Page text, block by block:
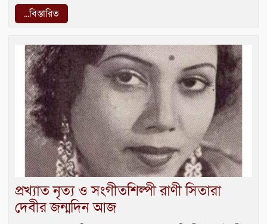
...বিস্তারিত
প্রখ্যাত নৃত্য ও সংগীতশিল্পী রাণী সিতারা
দেবীর জন্মদিন আজ